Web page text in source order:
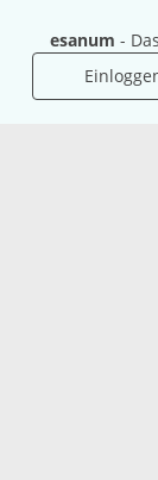
esanum -
Karriere